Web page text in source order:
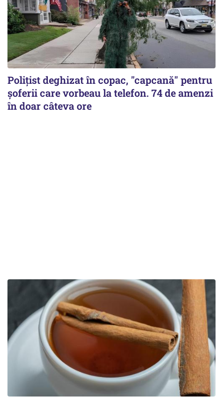
Polițist deghizat în copac, "capcană" pentru
șoferii care vorbeau la telefon. 74 de amenzi
în doar câteva ore